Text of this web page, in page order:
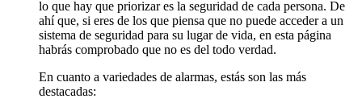
lo que hay que priorizar es la seguridad de cada persona. De
ahí que, si eres de los que piensa que no puede acceder a un
sistema de seguridad para su lugar de vida, en esta página
habrás comprobado que no es del todo verdad.
En cuanto a variedades de alarmas, estás son las más
destacadas: